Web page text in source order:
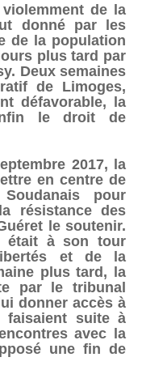
de la
donné par les
de la population
plus tard par
Deux semaines
de Limoges,
défavorable, la
le droit de
2017, la
en centre de
pour
résistance des
le soutenir.
était à son tour
et de la
plus tard, la
par le tribunal
donner accès à
faisaient suite à
avec la
une fin de